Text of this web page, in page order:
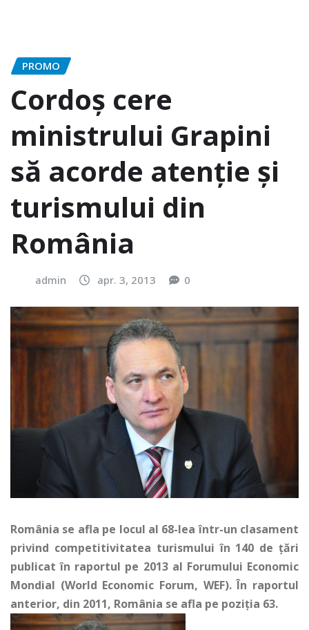
PROMO
Cordoș cere
ministrului Grapini
să acorde atenție și
turismului din
România
admin apr. 3, 2013 0
România se afla pe locul al 68-lea într-un clasament
privind competitivitatea turismului în 140 de ţări
publicat în raportul pe 2013 al Forumului Economic
Mondial (World Economic Forum, WEF). În raportul
anterior, din 2011, România se afla pe poziţia 63.